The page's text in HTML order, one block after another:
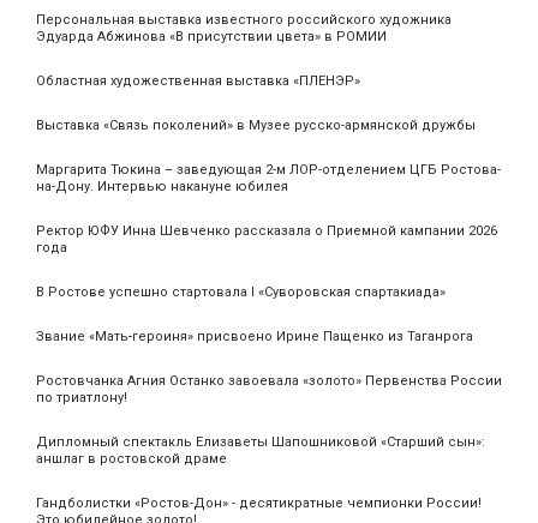
Персональная выставка известного российского художника
Эдуарда Абжинова «В присутствии цвета» в РОМИИ
Областная художественная выставка «ПЛЕНЭР»
Выставка «Связь поколений» в Музее русско-армянской дружбы
Маргарита Тюкина – заведующая 2-м ЛОР-отделением ЦГБ Ростова-
на-Дону. Интервью накануне юбилея
Ректор ЮФУ Инна Шевченко рассказала о Приемной кампании 2026
года
В Ростове успешно стартовала I «Суворовская спартакиада»
Звание «Мать‑героиня» присвоено Ирине Пащенко из Таганрога
Ростовчанка Агния Останко завоевала «золото» Первенства России
по триатлону!
Дипломный спектакль Елизаветы Шапошниковой «Старший сын»:
аншлаг в ростовской драме
Гандболистки «Ростов-Дон» - десятикратные чемпионки России!